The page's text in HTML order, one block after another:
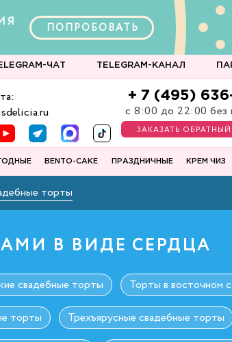
ПОПРОБОВАТЬ
ЧАТ TELEGRAM-КАНАЛ
+ 7 (495)
с 8:00 до 22:00 без
ЗАКАЗАТЬ
BENTO-CAKE ПРАЗДНИЧНЫЕ КРЕМ ЧИЗ
торты
В ВИДЕ СЕРДЦА
свадебные торты Торты в восточном
торты Трехъярусные свадебные торты